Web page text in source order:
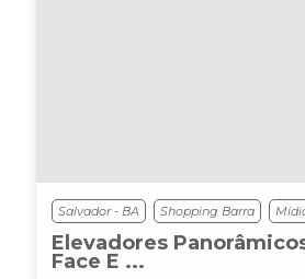
Salvador - BA Shopping Barra
Elevadores
Face E ...